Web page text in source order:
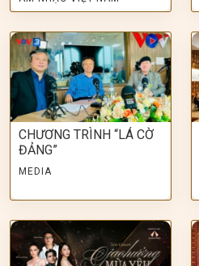
CHƯƠNG TRÌNH “LÁ CỜ
ĐẢNG”
MEDIA